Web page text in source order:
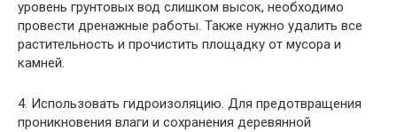
уровень грунтовых вод слишком высок, необходимо
провести дренажные работы. Также нужно удалить все
растительность и прочистить площадку от мусора и
камней.
4. Использовать гидроизоляцию. Для предотвращения
проникновения влаги и сохранения деревянной